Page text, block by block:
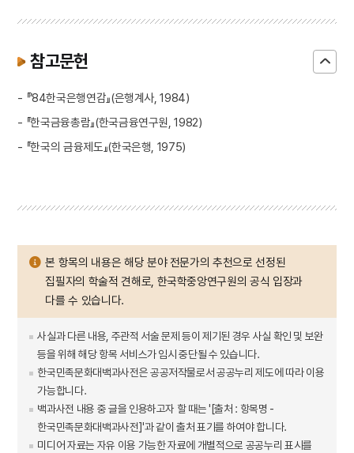
참고문헌
- 『’84한국은행연감』(은행계사, 1984)
- 『한국금융총람』(한국금융연구원, 1982)
- 『한국의 금융제도』(한국은행, 1975)
본 항목의 내용은 해당 분야 전문가의 추천으로 선정된
집필자의 학술적 견해로, 한국학중앙연구원의 공식 입장과
다를 수 있습니다.
사실과 다른 내용, 주관적 서술 문제 등이 제기된 경우 사실 확인 및 보완
등을 위해 해당 항목 서비스가 임시 중단될 수 있습니다.
한국민족문화대백과사전은 공공저작물로서 공공누리 제도에 따라 이용
가능합니다.
백과사전 내용 중 글을 인용하고자 할 때는 '[출처 : 항목명 -
한국민족문화대백과사전]'과 같이 출처 표기를 하여야 합니다.
미디어 자료는 자유 이용 가능한 자료에 개별적으로 공공누리 표시를